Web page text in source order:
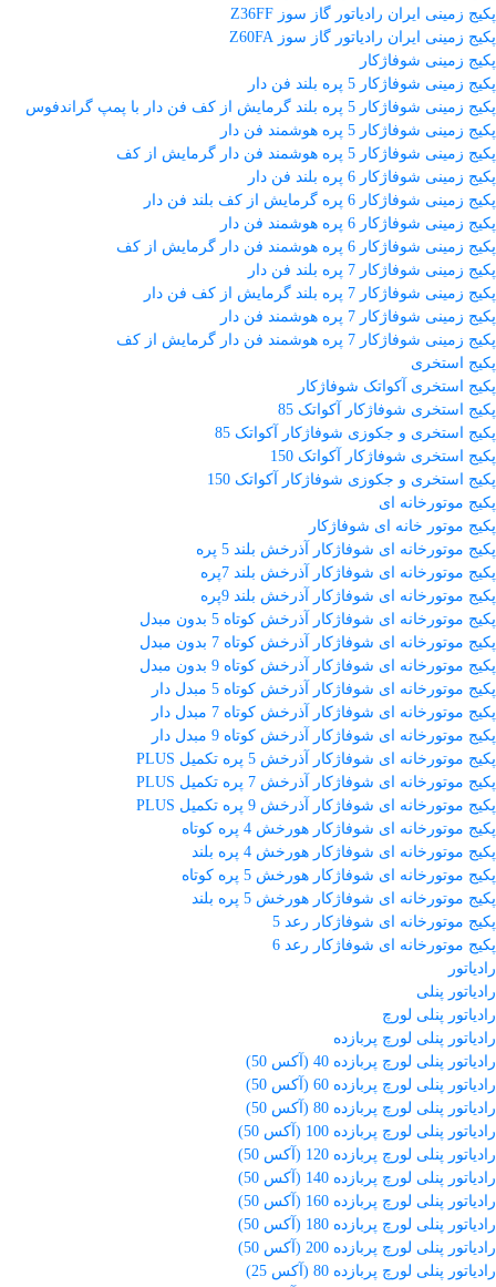
پکیج زمینی ایران رادیاتور گاز سوز Z36FF
پکیج زمینی ایران رادیاتور گاز سوز Z60FA
پکیج زمینی شوفاژکار
پکیج زمینی شوفاژکار 5 پره بلند فن دار
پکیج زمینی شوفاژکار 5 پره بلند گرمایش از کف فن دار با پمپ گراندفوس
پکیج زمینی شوفاژکار 5 پره هوشمند فن دار
پکیج زمینی شوفاژکار 5 پره هوشمند فن دار گرمایش از کف
پکیج زمینی شوفاژکار 6 پره بلند فن دار
پکیج زمینی شوفاژکار 6 پره گرمایش از کف بلند فن دار
پکیج زمینی شوفاژکار 6 پره هوشمند فن دار
پکیج زمینی شوفاژکار 6 پره هوشمند فن دار گرمایش از کف
پکیج زمینی شوفاژکار 7 پره بلند فن دار
پکیج زمینی شوفاژکار 7 پره بلند گرمایش از کف فن دار
پکیج زمینی شوفاژکار 7 پره هوشمند فن دار
پکیج زمینی شوفاژکار 7 پره هوشمند فن دار گرمایش از کف
پکیج استخری
پکیج استخری آکواتک شوفاژکار
پکیج استخری شوفاژکار آکواتک 85
پکیج استخری و جکوزی شوفاژکار آکواتک 85
پکیج استخری شوفاژکار آکواتک 150
پکیج استخری و جکوزی شوفاژکار آکواتک 150
پکیج موتورخانه ای
پکیج موتور خانه ای شوفاژکار
پکیج موتورخانه ای شوفاژکار آذرخش بلند 5 پره
پکیج موتورخانه ای شوفاژکار آذرخش بلند 7پره
پکیج موتورخانه ای شوفاژکار آذرخش بلند 9پره
پکیج موتورخانه ای شوفاژکار آذرخش کوتاه 5 بدون مبدل
پکیج موتورخانه ای شوفاژکار آذرخش کوتاه 7 بدون مبدل
پکیج موتورخانه ای شوفاژکار آذرخش کوتاه 9 بدون مبدل
پکیج موتورخانه ای شوفاژکار آذرخش کوتاه 5 مبدل دار
پکیج موتورخانه ای شوفاژکار آذرخش کوتاه 7 مبدل دار
پکیج موتورخانه ای شوفاژکار آذرخش کوتاه 9 مبدل دار
پکیج موتورخانه ای شوفاژکار آذرخش 5 پره تکمیل PLUS
پکیج موتورخانه ای شوفاژکار آذرخش 7 پره تکمیل PLUS
پکیج موتورخانه ای شوفاژکار آذرخش 9 پره تکمیل PLUS
پکیج موتورخانه ای شوفاژکار هورخش 4 پره کوتاه
پکیج موتورخانه ای شوفاژکار هورخش 4 پره بلند
پکیج موتورخانه ای شوفاژکار هورخش 5 پره کوتاه
پکیج موتورخانه ای شوفاژکار هورخش 5 پره بلند
پکیج موتورخانه ای شوفاژکار رعد 5
پکیج موتورخانه ای شوفاژکار رعد 6
رادیاتور
رادیاتور پنلی
رادیاتور پنلی لورچ
رادیاتور پنلی لورچ پربازده
رادیاتور پنلی لورچ پربازده 40 (آکس 50)
رادیاتور پنلی لورچ پربازده 60 (آکس 50)
رادیاتور پنلی لورچ پربازده 80 (آکس 50)
رادیاتور پنلی لورچ پربازده 100 (آکس 50)
رادیاتور پنلی لورچ پربازده 120 (آکس 50)
رادیاتور پنلی لورچ پربازده 140 (آکس 50)
رادیاتور پنلی لورچ پربازده 160 (آکس 50)
رادیاتور پنلی لورچ پربازده 180 (آکس 50)
رادیاتور پنلی لورچ پربازده 200 (آکس 50)
رادیاتور پنلی لورچ پربازده 80 (آکس 25)